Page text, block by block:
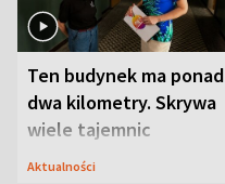
Ten budynek ma ponad
dwa kilometry. Skrywa
wiele tajemnic
Aktualności